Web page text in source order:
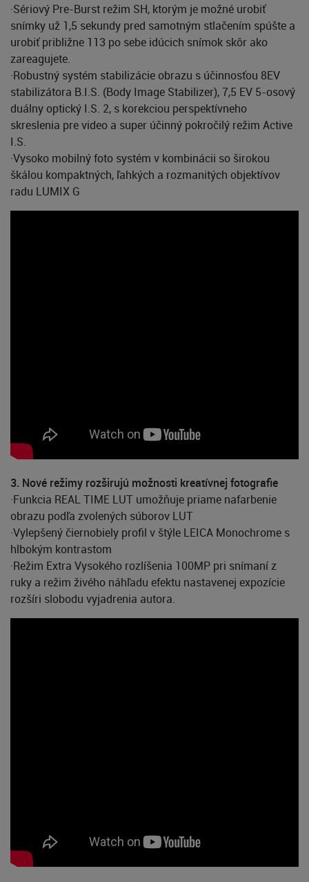
·Sériový Pre-Burst režim SH, ktorým je možné urobiť
snímky už 1,5 sekundy pred samotným stlačením spúšte a
urobiť približne 113 po sebe idúcich snímok skôr ako
zareagujete.
·Robustný systém stabilizácie obrazu s účinnosťou 8EV
stabilizátora B.I.S. (Body Image Stabilizer), 7,5 EV 5-osový
duálny optický I.S. 2, s korekciou perspektívneho
skreslenia pre video a super účinný pokročilý režim Active
I.S.
·Vysoko mobilný foto systém v kombinácii so širokou
škálou kompaktných, ľahkých a rozmanitých objektívov
radu LUMIX G
3. Nové režimy rozširujú možnosti kreatívnej fotografie
·Funkcia REAL TIME LUT umožňuje priame nafarbenie
obrazu podľa zvolených súborov LUT
·Vylepšený čiernobiely profil v štýle LEICA Monochrome s
hlbokým kontrastom
·Režim Extra Vysokého rozlíšenia 100MP pri snímaní z
ruky a režim živého náhľadu efektu nastavenej expozície
rozšíri slobodu vyjadrenia autora.